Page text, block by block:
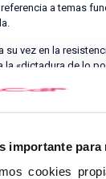
importante para
cookies
a temas
su vez en la
la «dictadura de lo
detalló, hunde
ahí, el profesor
pasando por
imponer una
la sexualidad o el